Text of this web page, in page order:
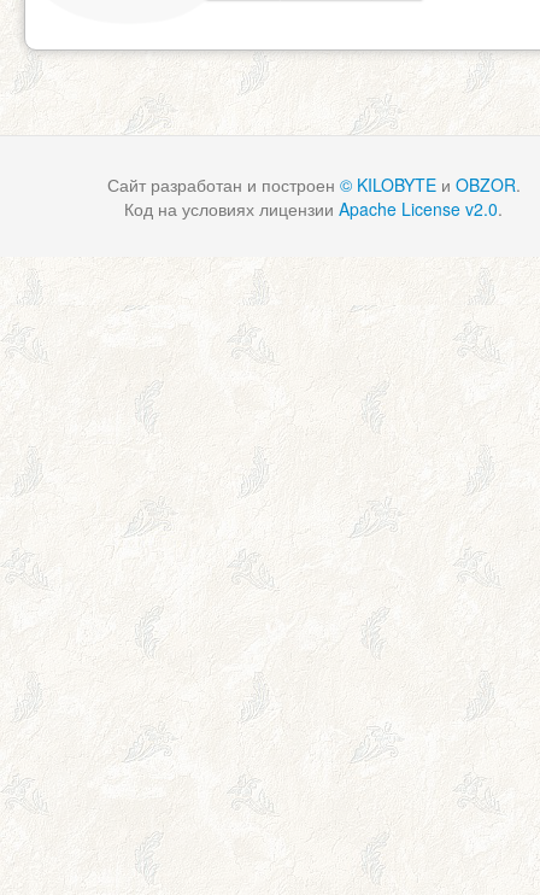
Сайт разработан и построен © KILOBYTEи OBZOR.
Код на условиях лицензии Apache License v2.0.